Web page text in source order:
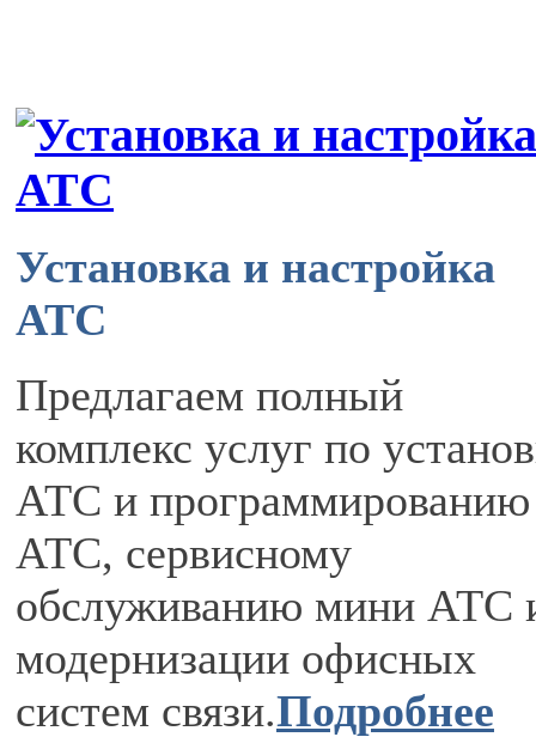
Установка и настройка
АТС
Предлагаем полный
комплекс услуг по
АТС и программированию
АТС, сервисному
обслуживанию мини АТС
модернизации офисных
систем связи.Подробнее